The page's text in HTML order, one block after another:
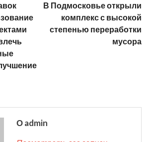
В Подмосковье открыли
комплекс с высокой
степенью переработки
мусора
О admin